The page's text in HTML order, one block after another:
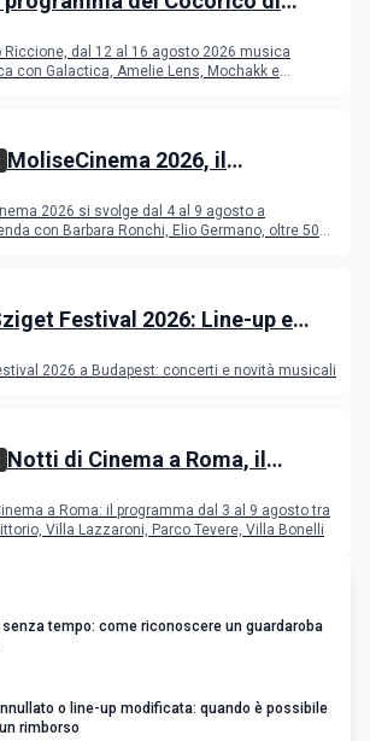
Riccione, dal 12 al 16 agosto 2026 musica
con Galactica, Amelie Lens, Mochakk e
MoliseCinema 2026, il
2026 si svolge dal 4 al 9 agosto a
con Barbara Ronchi, Elio Germano, oltre 50
Festival 2026: Line-up e
2026 a Budapest: concerti e novità musicali
Notti di Cinema a Roma, il
a Roma: il programma dal 3 al 9 agosto tra
Villa Lazzaroni, Parco Tevere, Villa Bonelli
senza tempo: come riconoscere un guardaroba
o line-up modificata: quando è possibile
rimborso